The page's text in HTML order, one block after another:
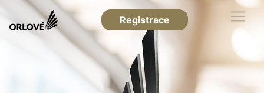
Registrace